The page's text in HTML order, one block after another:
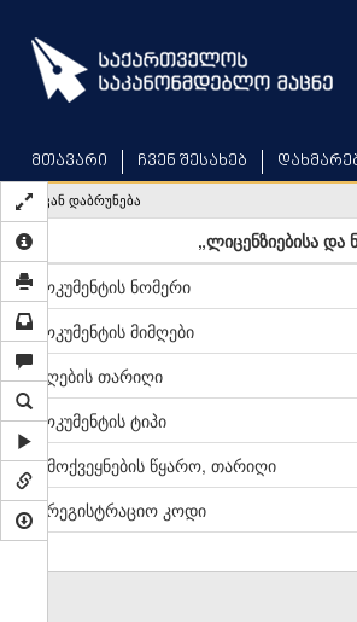
main
content
მთავარი ჩვენ შესახებ
უკან დაბრუნება
„ლიცენზიებისა და
დოკუმენტის ნომერი
დოკუმენტის მიმღები
მიღების თარიღი
დოკუმენტის ტიპი
გამოქვეყნების წყარო, თარიღი
სარეგისტრაციო კოდი